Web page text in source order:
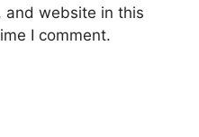
and website in this
I comment.